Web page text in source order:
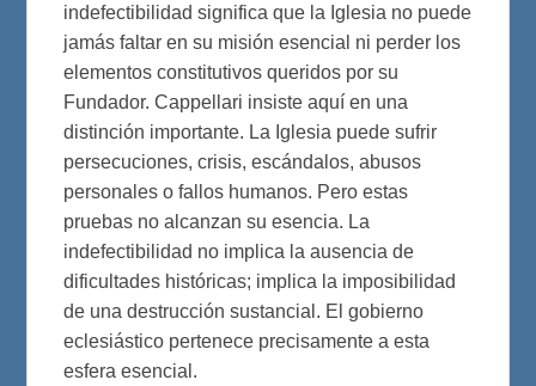
indefectibilidad significa que la Iglesia no puede
jamás faltar en su misión esencial ni perder los
elementos constitutivos queridos por su
Fundador. Cappellari insiste aquí en una
distinción importante. La Iglesia puede sufrir
persecuciones, crisis, escándalos, abusos
personales o fallos humanos. Pero estas
pruebas no alcanzan su esencia. La
indefectibilidad no implica la ausencia de
dificultades históricas; implica la imposibilidad
de una destrucción sustancial. El gobierno
eclesiástico pertenece precisamente a esta
esfera esencial.